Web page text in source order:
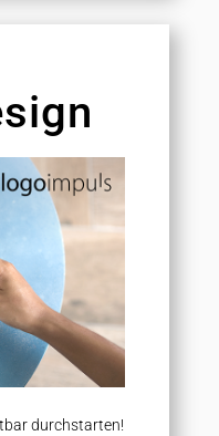
durchstarten!